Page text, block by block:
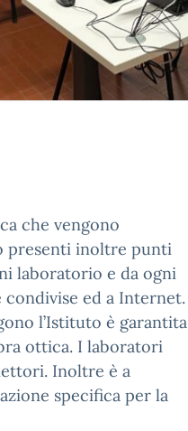
che vengono
presenti inoltre punti
laboratorio e da ogni
condivise ed a Internet.
l’Istituto è garantita
ottica. I laboratori
Inoltre è a
specifica per la